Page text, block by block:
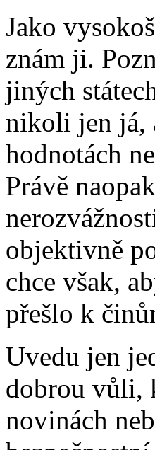
Jako
znám ji.
jiných
nikoli jen já,
hodnotách
Právě
objektivně
chce však,
přešlo k
Uvedu jen
dobrou vůli,
novinách